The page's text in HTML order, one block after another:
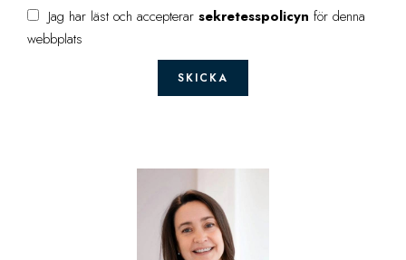
Jag har läst och accepterar sekretesspolicyn för denna
webbplats
SKICKA